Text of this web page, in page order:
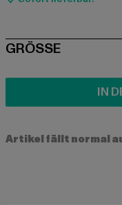
SIZE
GRÖSSE
IN
Artikel fällt normal